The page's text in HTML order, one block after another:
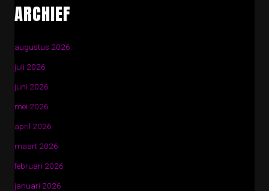
ARCHIEF
augustus 2026
juli 2026
juni 2026
mei 2026
april 2026
maart 2026
februari 2026
januari 2026